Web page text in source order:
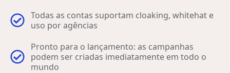
Todas as contas suportam cloaking, whitehat e
uso por agências
Pronto para o lançamento: as campanhas
podem ser criadas imediatamente em todo o
mundo